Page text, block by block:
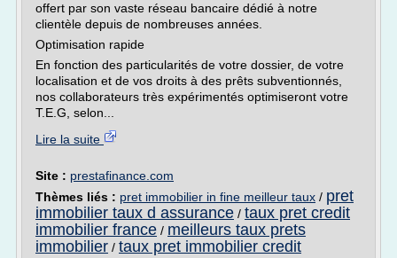
offert par son vaste réseau bancaire dédié à notre
clientèle depuis de nombreuses années.
Optimisation rapide
En fonction des particularités de votre dossier, de votre
localisation et de vos droits à des prêts subventionnés,
nos collaborateurs très expérimentés optimiseront votre
T.E.G, selon...
Lire la suite
Site : prestafinance.com
Thèmes liés : pret immobilier in fine meilleur taux / pret
immobilier taux d assurance / taux pret credit
immobilier france / meilleurs taux prets
immobilier / taux pret immobilier credit